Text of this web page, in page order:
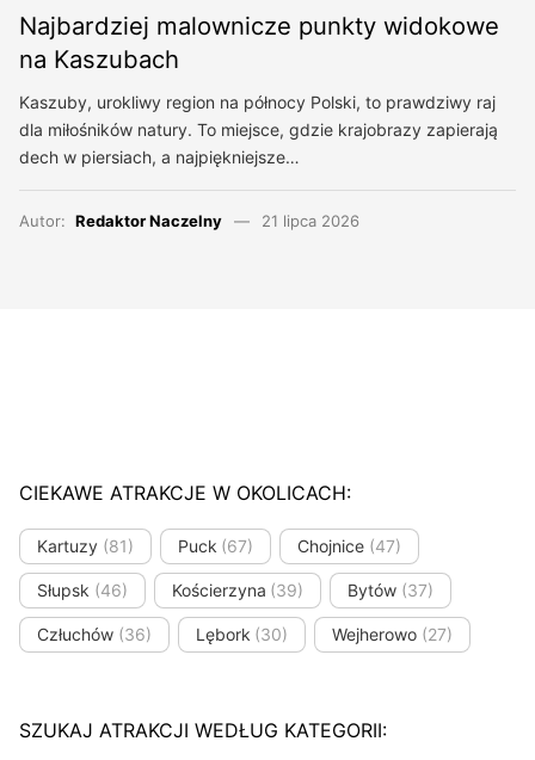
Najbardziej malownicze punkty widokowe
na Kaszubach
Kaszuby, urokliwy region na północy Polski, to prawdziwy raj
dla miłośników natury. To miejsce, gdzie krajobrazy zapierają
dech w piersiach, a najpiękniejsze…
Autor: Redaktor Naczelny 21 lipca 2026
CIEKAWE ATRAKCJE W OKOLICACH:
Kartuzy (81) Puck (67) Chojnice (47)
Słupsk (46) Kościerzyna (39) Bytów (37)
Człuchów (36) Lębork (30) Wejherowo (27)
SZUKAJ ATRAKCJI WEDŁUG KATEGORII: